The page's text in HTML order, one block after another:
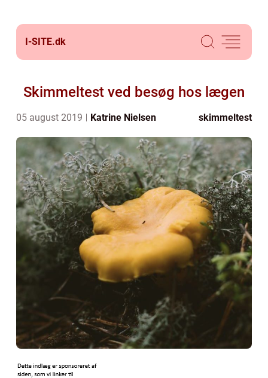
I-SITE.dk
Skimmeltest ved besøg hos lægen
05 august 2019 Katrine Nielsen skimmeltest